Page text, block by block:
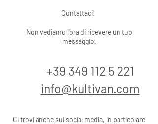
Contattaci!
Non vediamo l'ora di ricevere un tuo
messaggio.
+39 349 112 5 221
info@kultivan.com
Ci trovi anche sui social media, in particolare